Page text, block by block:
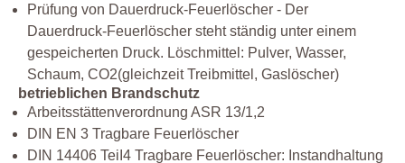
Prüfung von Dauerdruck-Feuerlöscher - Der
Dauerdruck-Feuerlöscher steht ständig unter einem
gespeicherten Druck. Löschmittel: Pulver, Wasser,
Schaum, CO2(gleichzeit Treibmittel, Gaslöscher)
betrieblichen Brandschutz
Arbeitsstättenverordnung ASR 13/1,2
DIN EN 3 Tragbare Feuerlöscher
DIN 14406 TeiI4 Tragbare Feuerlöscher: Instandhaltung